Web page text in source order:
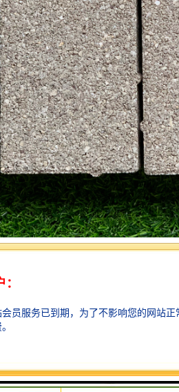
用主要有两点：其一是起助熔作用，降
后失去粘结力时骨料松散、产品变形，